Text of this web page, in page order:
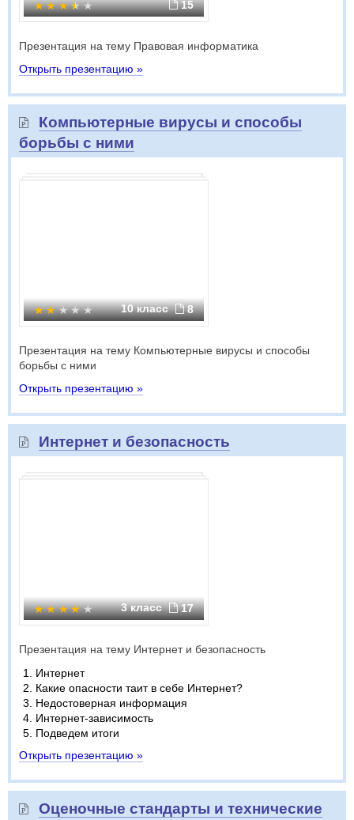
15
Презентация на тему Правовая информатика
Открыть презентацию »
Компьютерные вирусы и способы
борьбы с ними
10 класс 8
Презентация на тему Компьютерные вирусы и способы
борьбы с ними
Открыть презентацию »
Интернет и безопасность
3 класс 17
Презентация на тему Интернет и безопасность
Интернет
Какие опасности таит в себе Интернет?
Недостоверная информация
Интернет-зависимость
Подведем итоги
Открыть презентацию »
Оценочные стандарты и технические